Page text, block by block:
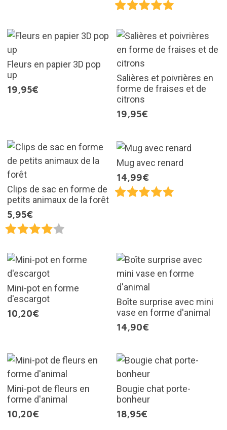
Fleurs en papier 3D pop
up
19,95€
Salières et poivrières en
forme de fraises et de
citrons
19,95€
Clips de sac en forme de
petits animaux de la forêt
5,95€
Mug avec renard
14,99€
Mini-pot en forme
d'escargot
10,20€
Boîte surprise avec mini
vase en forme d'animal
14,90€
Mini-pot de fleurs en
forme d'animal
10,20€
Bougie chat porte-
bonheur
18,95€